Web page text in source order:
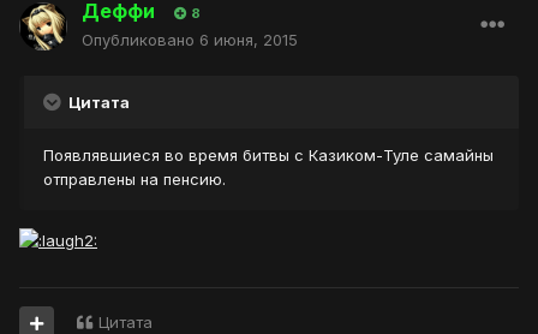
Деффи 8
Опубликовано 6 июня, 2015
Цитата
Появлявшиеся во время битвы с Казиком-Туле самайны
отправлены на пенсию.
Цитата